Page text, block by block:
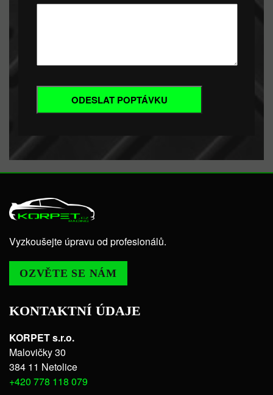
Vyzkoušejte úpravu od profesionálů.
OZVĚTE SE NÁM
KONTAKTNÍ ÚDAJE
KORPET s.r.o.
Malovičky 30
384 11 Netolice
+420 778 118 079